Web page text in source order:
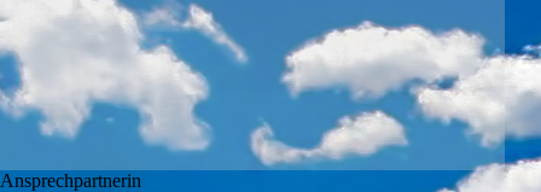
Ansprechpartnerin